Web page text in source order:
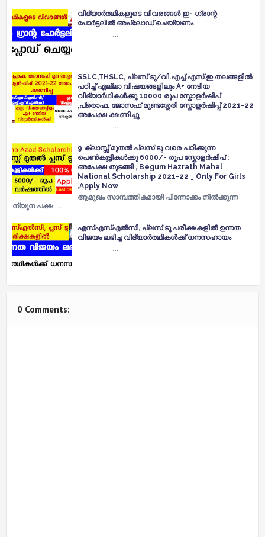
വിദ്യാർത്ഥികളുടെ വിവരങ്ങൾ ഇ- ഗ്രാന്റ
പോർട്ടലിൽ അപ്ലോഡ് ചെയ്യണം
…
SSLC,THSLC, പ്ലസ് ടു/വി.എച്ച്.എസ്.ഇ തലങ്ങളിൽ
പഠിച്ച് എല്ലാ വിഷയങ്ങളിലും A+ നേടിയ
വിദ്യാർഥികൾക്കു 10000 രൂപ സ്കോളർഷിപ്
,പ്രൊഫ. ജോസഫ് മുണ്ടശ്ശേരി സ്കോളർഷിപ്പ് 2021-22
അപേക്ഷ ക്ഷണിച്ചു
…
9 ക്ലാസ്സ് മുതൽ പ്ലസ് ടു വരെ പഠിക്കുന്ന
പെൺകുട്ടികൾക്കു 6000/- രൂപ സ്കോളർഷിപ് :
അപേക്ഷ തുടങ്ങി , Begum Hazrath Mahal
National Scholarship 2021-22 _ Only For Girls
,Apply Now
ആമുഖം സാമ്പത്തികമായി പിന്നോക്കം നിൽക്കുന്ന
ന്യൂന പക്ഷ …
എസ്എസ്എൽസി, പ്ലസ് ടു പരീക്ഷകളിൽ ഉന്നത
വിജയം ലഭിച്ച വിദ്യാർത്ഥികൾക്ക് ധനസഹായം
…
0 Comments: